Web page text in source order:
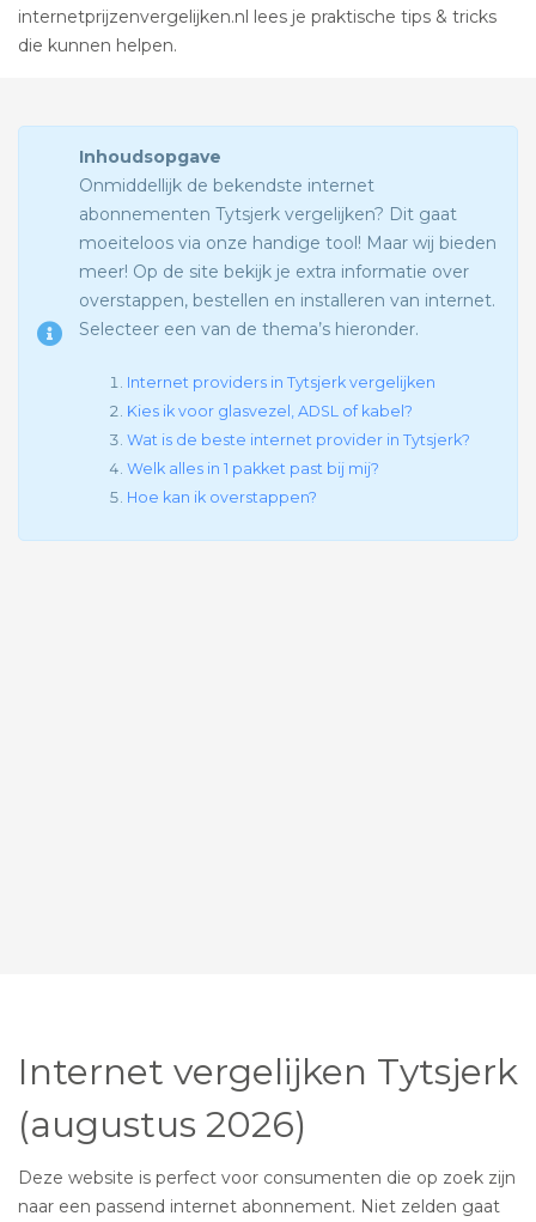
internetprijzenvergelijken.nl lees je praktische tips & tricks
die kunnen helpen.
Inhoudsopgave
Onmiddellijk de bekendste internet
abonnementen Tytsjerk vergelijken? Dit gaat
moeiteloos via onze handige tool! Maar wij bieden
meer! Op de site bekijk je extra informatie over
overstappen, bestellen en installeren van internet.
Selecteer een van de thema’s hieronder.
Internet providers in Tytsjerk vergelijken
Kies ik voor glasvezel, ADSL of kabel?
Wat is de beste internet provider in Tytsjerk?
Welk alles in 1 pakket past bij mij?
Hoe kan ik overstappen?
Internet vergelijken Tytsjerk
(augustus 2026)
Deze website is perfect voor consumenten die op zoek zijn
naar een passend internet abonnement. Niet zelden gaat